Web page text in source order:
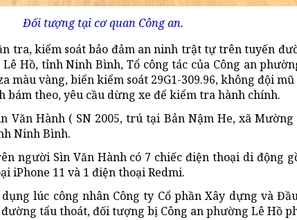
Đối tượng tại cơ quan Công an.
tra, kiểm soát bảo đảm an ninh trật tự trên tuyến
Hồ, tỉnh Ninh Bình, Tổ công tác của Công an
màu vàng, biển kiểm soát 29G1-309.96, không đội
bám theo, yêu cầu dừng xe để kiểm tra hành chính.
Văn Hành ( SN 2005, trú tại Bản Nậm He, xã
Ninh Bình.
người Sìn Văn Hành có 7 chiếc điện thoại di động
iPhone 11 và 1 điện thoại Redmi.
lúc công nhân Công ty Cổ phần Xây dựng và
tẩu thoát, đối tượng bị Công an phường Lê Hồ